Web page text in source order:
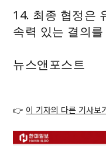
14. 최종 협정은
속력 있는 결의
뉴스앤포스트
👉 이 기자의 다른 기사보